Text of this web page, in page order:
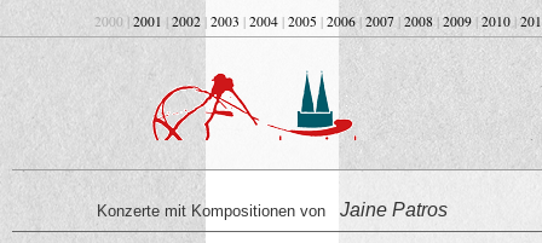
2000 | 2001 | 2002 | 2003 | 2004 | 2005 | 2006| 2007 | 2008 | 2009 | 2010|
Konzerte mit Kompositionen von Jaine Patros